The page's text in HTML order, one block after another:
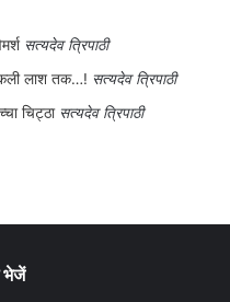
सत्यदेव त्रिपाठी
लाश तक…! सत्यदेव त्रिपाठी
चिट्ठा सत्यदेव त्रिपाठी